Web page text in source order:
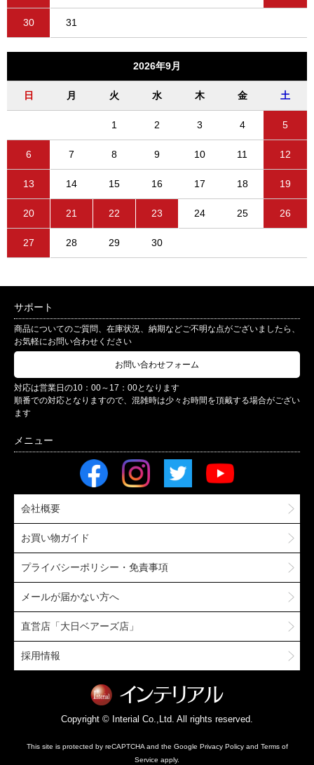
30 31
2026年9月
日 月 火 水 木 金 土
1 2 3 4 5
6 7 8 9 10 11 12
13 14 15 16 17 18 19
20 21 22 23 24 25 26
27 28 29 30
サポート
商品についてのご質問、在庫状況、納期などご不明な点がございましたら、
お気軽にお問い合わせください
お問い合わせフォーム
対応は営業日の10：00～17：00となります
順番での対応となりますので、混雑時は少々お時間を頂戴する場合がござい
ます
会社概要
お買い物ガイド
プライバシーポリシー・免責事項
メールが届かない方へ
直営店「大日ベアーズ店」
採用情報
Copyright © Interial Co.,Ltd. All rights reserved.
This site is protected by reCAPTCHA and the Google Privacy Policyand Terms of
Service apply.